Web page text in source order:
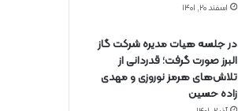
اسفند ۲۰, ۱۴۰۱
در جلسه هیات مدیره شرکت گاز
البرز صورت گرفت؛ قدردانی از
تلاش‌های هرمز نوروزی و مهدی
زاده حسین